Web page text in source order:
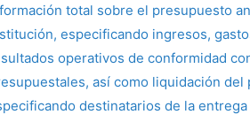
total sobre el presupuesto
especificando ingresos,
operativos de conformidad
así como liquidación del
destinatarios de la